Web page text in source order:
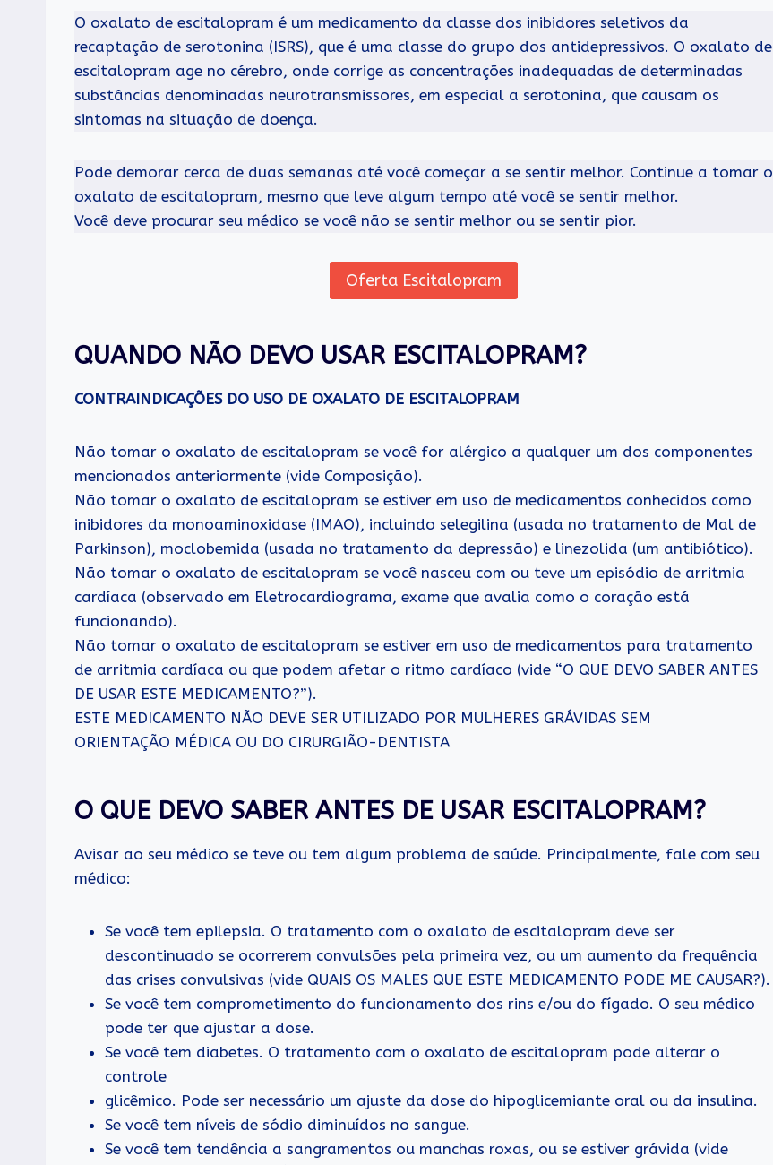
O oxalato de escitalopram é um medicamento da classe dos inibidores seletivos da
recaptação de serotonina (ISRS), que é uma classe do grupo dos antidepressivos. O oxalato de
escitalopram age no cérebro, onde corrige as concentrações inadequadas de determinadas
substâncias denominadas neurotransmissores, em especial a serotonina, que causam os
sintomas na situação de doença.
Pode demorar cerca de duas semanas até você começar a se sentir melhor. Continue a tomar o
oxalato de escitalopram, mesmo que leve algum tempo até você se sentir melhor.
Você deve procurar seu médico se você não se sentir melhor ou se sentir pior.
Oferta Escitalopram
QUANDO NÃO DEVO USAR ESCITALOPRAM?
CONTRAINDICAÇÕES DO USO DE OXALATO DE ESCITALOPRAM
Não tomar o oxalato de escitalopram se você for alérgico a qualquer um dos componentes
mencionados anteriormente (vide Composição).
Não tomar o oxalato de escitalopram se estiver em uso de medicamentos conhecidos como
inibidores da monoaminoxidase (IMAO), incluindo selegilina (usada no tratamento de Mal de
Parkinson), moclobemida (usada no tratamento da depressão) e linezolida (um antibiótico).
Não tomar o oxalato de escitalopram se você nasceu com ou teve um episódio de arritmia
cardíaca (observado em Eletrocardiograma, exame que avalia como o coração está
funcionando).
Não tomar o oxalato de escitalopram se estiver em uso de medicamentos para tratamento
de arritmia cardíaca ou que podem afetar o ritmo cardíaco (vide “O QUE DEVO SABER ANTES
DE USAR ESTE MEDICAMENTO?”).
ESTE MEDICAMENTO NÃO DEVE SER UTILIZADO POR MULHERES GRÁVIDAS SEM
ORIENTAÇÃO MÉDICA OU DO CIRURGIÃO-DENTISTA
O QUE DEVO SABER ANTES DE USAR ESCITALOPRAM?
Avisar ao seu médico se teve ou tem algum problema de saúde. Principalmente, fale com seu
médico:
Se você tem epilepsia. O tratamento com o oxalato de escitalopram deve ser
descontinuado se ocorrerem convulsões pela primeira vez, ou um aumento da frequência
das crises convulsivas (vide QUAIS OS MALES QUE ESTE MEDICAMENTO PODE ME CAUSAR?).
Se você tem comprometimento do funcionamento dos rins e/ou do fígado. O seu médico
pode ter que ajustar a dose.
Se você tem diabetes. O tratamento com o oxalato de escitalopram pode alterar o
controle
glicêmico. Pode ser necessário um ajuste da dose do hipoglicemiante oral ou da insulina.
Se você tem níveis de sódio diminuídos no sangue.
Se você tem tendência a sangramentos ou manchas roxas, ou se estiver grávida (vide